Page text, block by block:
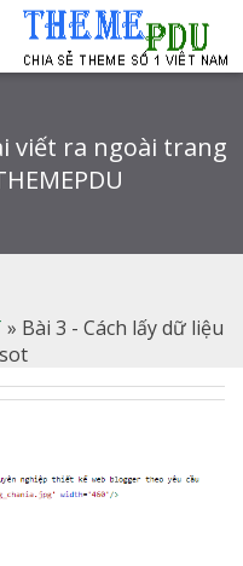
viết ra ngoài trang
» Bài 3 - Cách lấy dữ liệu